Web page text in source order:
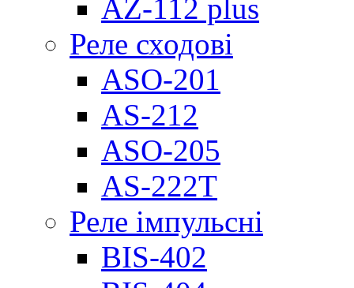
AZ-112 plus
Реле сходові
ASO-201
AS-212
ASO-205
AS-222T
Реле імпульсні
BIS-402